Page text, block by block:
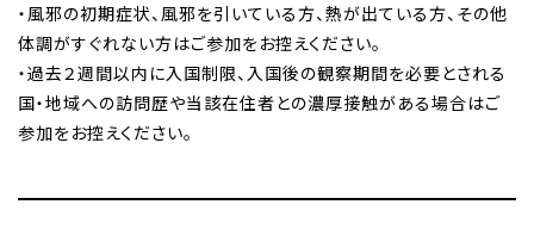
・風邪の初期症状、風邪を引いている方、熱が出ている方、その他
体調がすぐれない方はご参加をお控えください。
・過去２週間以内に入国制限、入国後の観察期間を必要とされる
国・地域への訪問歴や当該在住者との濃厚接触がある場合はご
参加をお控えください。